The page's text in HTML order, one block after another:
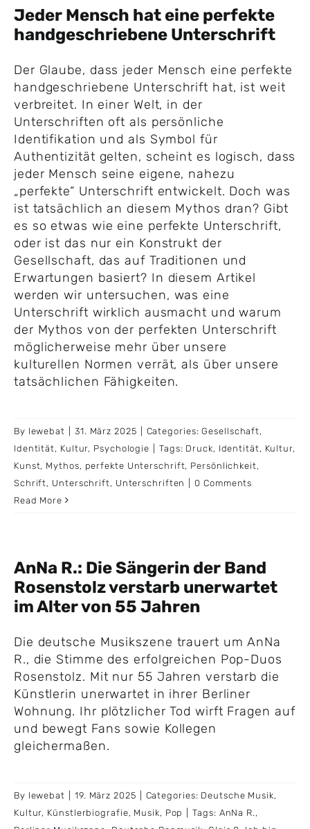
Jeder Mensch hat eine perfekte
handgeschriebene Unterschrift
Der Glaube, dass jeder Mensch eine perfekte
handgeschriebene Unterschrift hat, ist weit
verbreitet. In einer Welt, in der
Unterschriften oft als persönliche
Identifikation und als Symbol für
Authentizität gelten, scheint es logisch, dass
jeder Mensch seine eigene, nahezu
„perfekte“ Unterschrift entwickelt. Doch was
ist tatsächlich an diesem Mythos dran? Gibt
es so etwas wie eine perfekte Unterschrift,
oder ist das nur ein Konstrukt der
Gesellschaft, das auf Traditionen und
Erwartungen basiert? In diesem Artikel
werden wir untersuchen, was eine
Unterschrift wirklich ausmacht und warum
der Mythos von der perfekten Unterschrift
möglicherweise mehr über unsere
kulturellen Normen verrät, als über unsere
tatsächlichen Fähigkeiten.
By lewebat 31. März 2025 Categories:Gesellschaft,
Identität, Kultur, Psychologie Tags: Druck, Identität, Kultur,
Kunst, Mythos, perfekte Unterschrift, Persönlichkeit,
Schrift, Unterschrift, Unterschriften
0 Comments
Read More
AnNa R.: Die Sängerin der Band
Rosenstolz verstarb unerwartet
im Alter von 55 Jahren
Die deutsche Musikszene trauert um AnNa
R., die Stimme des erfolgreichen Pop-Duos
Rosenstolz. Mit nur 55 Jahren verstarb die
Künstlerin unerwartet in ihrer Berliner
Wohnung. Ihr plötzlicher Tod wirft Fragen auf
und bewegt Fans sowie Kollegen
gleichermaßen.
By lewebat 19. März 2025 Categories: Deutsche Musik,
Kultur, Künstlerbiografie, Musik, Pop Tags: AnNa R. ,